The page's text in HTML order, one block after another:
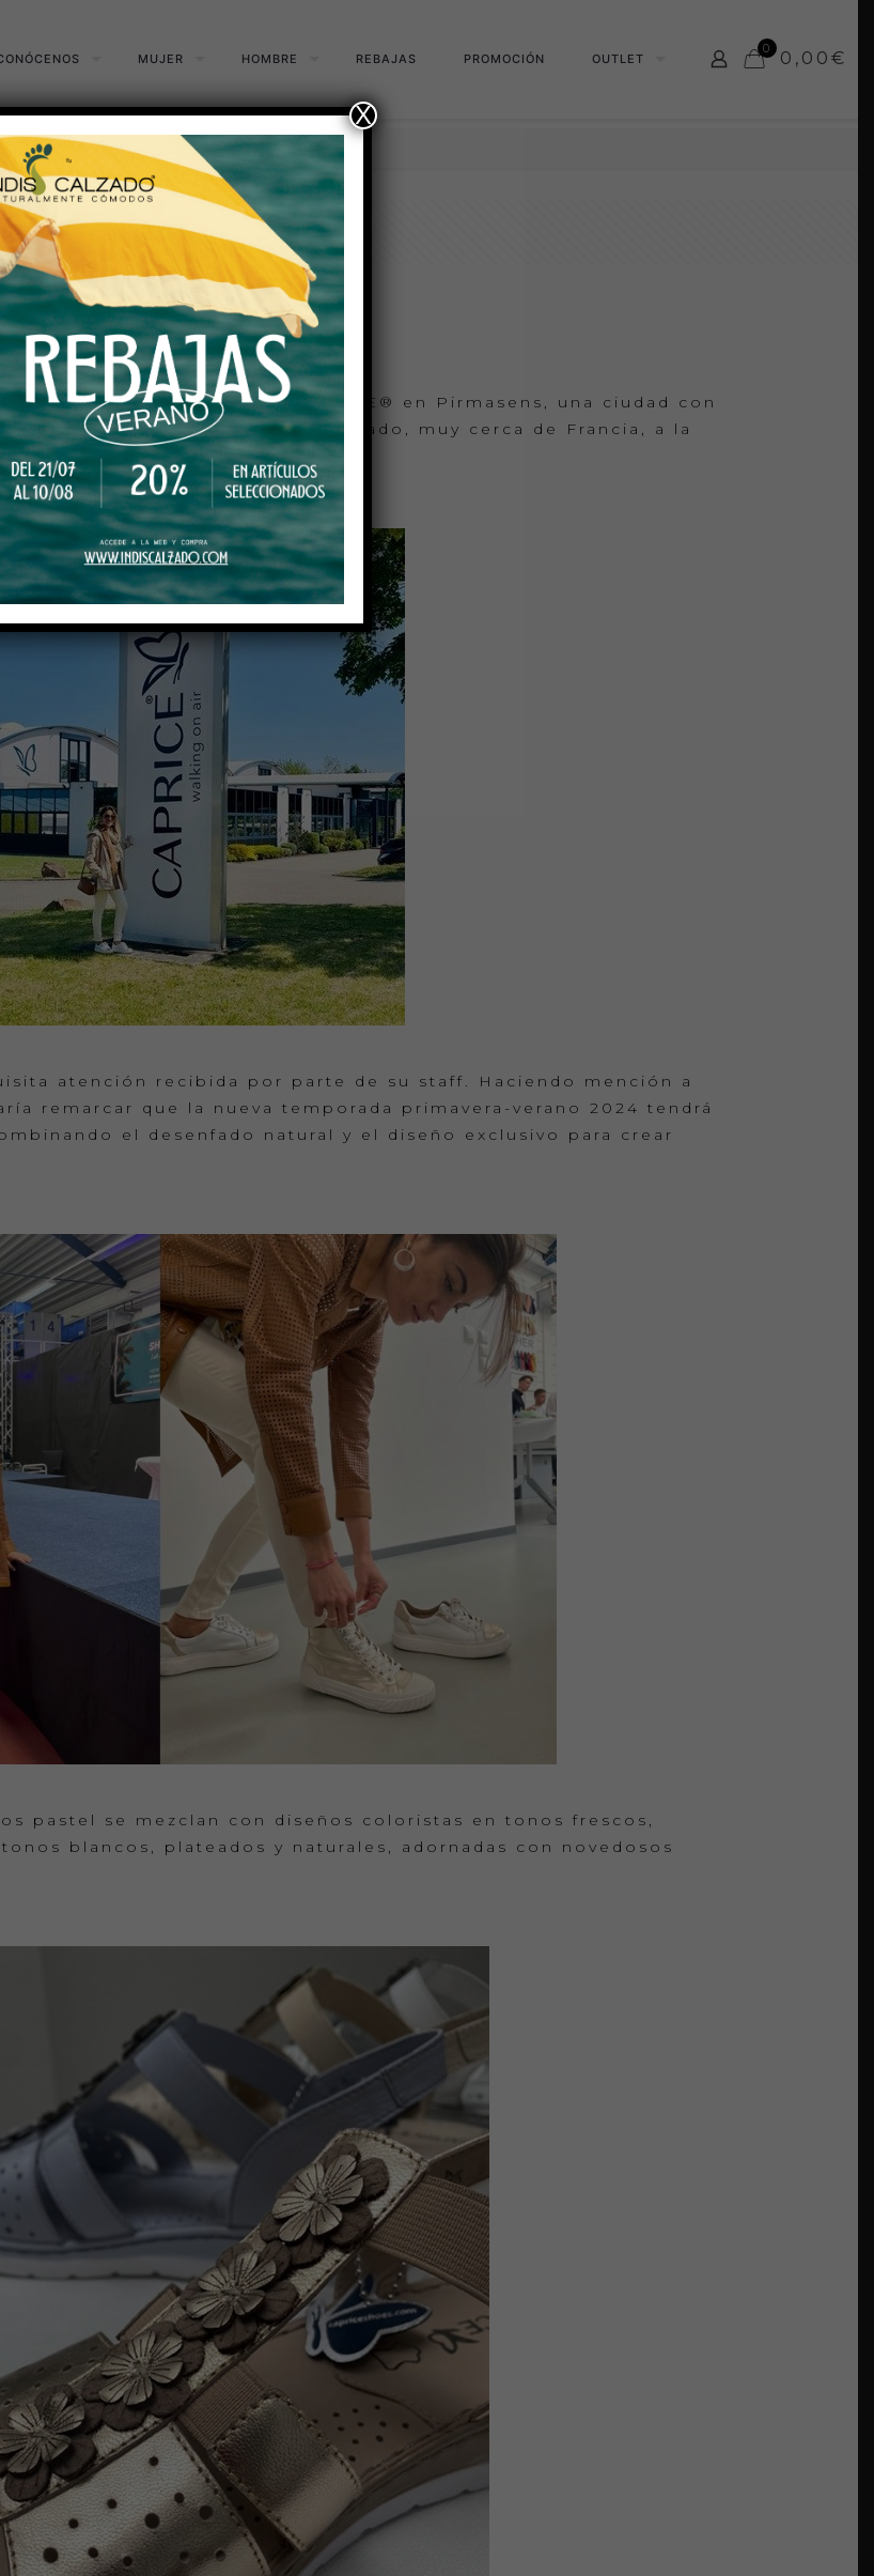
MUJER HOMBRE REBAJAS PROMOCIÓN OUTLET
0 0,00 €
General Viaje a Pirmasens 2
a la sede central de CAPRICE® en Pirmasens, una ciudad con
federado de Renania-Palatinado, muy cerca de Francia, a la
VERANO 2024.
atención recibida por parte de su staff. Haciendo mención a
remarcar que la nueva temporada primavera-verano 2024 tendrá
el desenfado natural y el diseño exclusivo para crear
pastel se mezclan con diseños coloristas en tonos frescos,
blancos, plateados y naturales, adornadas con novedosos
X